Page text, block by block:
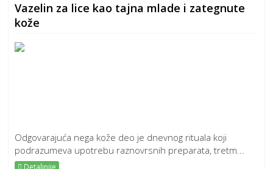
Vazelin za lice kao tajna mlade i zategnute
kože
Odgovarajuća nega kože deo je dnevnog rituala koji
podrazumeva upotrebu raznovrsnih preparata, tretm...
Detaljnije